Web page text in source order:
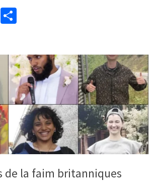
WhatsApp
de la faim britanniques